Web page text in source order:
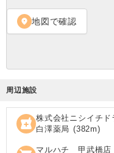
location_on 地図で確認
周辺施設
local_pharmacy 株式会社ニシイチ
白澤薬局 (382m)
マルハチ 甲武橋店